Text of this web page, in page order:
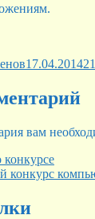
17.04.2014
вам
конкурс